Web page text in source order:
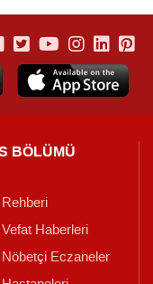
BÖLÜMÜ
Haberleri
Eczaneler